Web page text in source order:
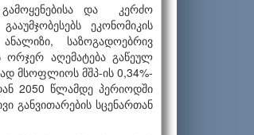
გამოყენებისა და კერძო
ეკონომიკის
საზოგადოებრივ
ორჯერ აღემატება გაწეულ
მსოფლიოს მშპ-ის 0,34%-
2050 წლამდე პერიოდში
განვითარების სცენართან